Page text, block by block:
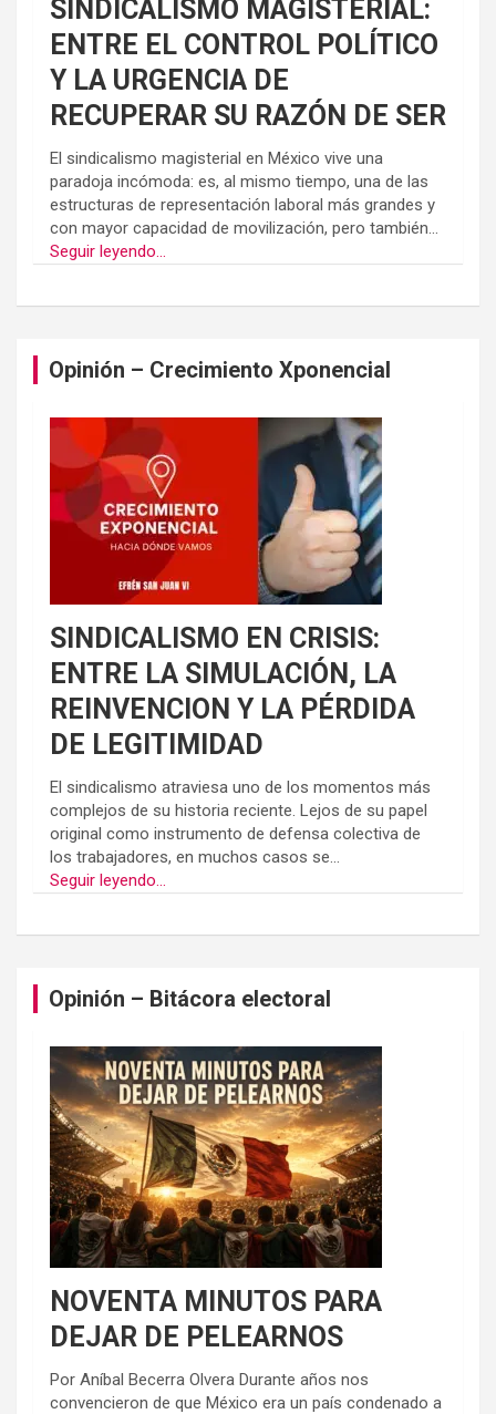
SINDICALISMO MAGISTERIAL:
ENTRE EL CONTROL POLÍTICO
Y LA URGENCIA DE
RECUPERAR SU RAZÓN DE SER
El sindicalismo magisterial en México vive una
paradoja incómoda: es, al mismo tiempo, una de las
estructuras de representación laboral más grandes y
con mayor capacidad de movilización, pero también...
Seguir leyendo...
Opinión – Crecimiento Xponencial
SINDICALISMO EN CRISIS:
ENTRE LA SIMULACIÓN, LA
REINVENCION Y LA PÉRDIDA
DE LEGITIMIDAD
El sindicalismo atraviesa uno de los momentos más
complejos de su historia reciente. Lejos de su papel
original como instrumento de defensa colectiva de
los trabajadores, en muchos casos se...
Seguir leyendo...
Opinión – Bitácora electoral
NOVENTA MINUTOS PARA
DEJAR DE PELEARNOS
Por Aníbal Becerra Olvera Durante años nos
convencieron de que México era un país condenado a